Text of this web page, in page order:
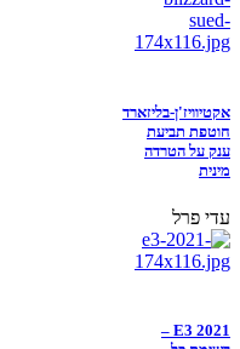
אקטיוויז'ן-בליזארד
חוטפת תביעת
ענק על הטרדה
מינית
עדי פרל
E3 2021 –